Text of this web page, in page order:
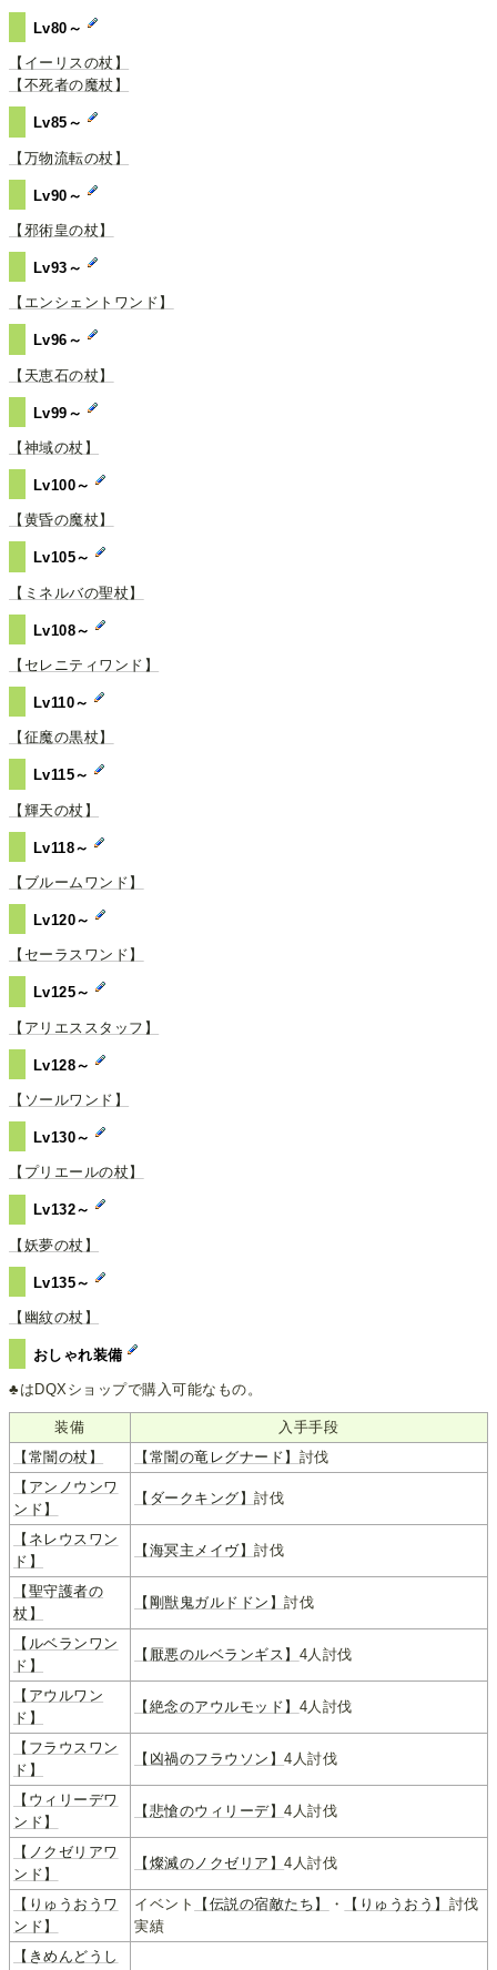
Lv80～
【イーリスの杖】
【不死者の魔杖】
Lv85～
【万物流転の杖】
Lv90～
【邪術皇の杖】
Lv93～
【エンシェントワンド】
Lv96～
【天恵石の杖】
Lv99～
【神域の杖】
Lv100～
【黄昏の魔杖】
Lv105～
【ミネルバの聖杖】
Lv108～
【セレニティワンド】
Lv110～
【征魔の黒杖】
Lv115～
【輝天の杖】
Lv118～
【ブルームワンド】
Lv120～
【セーラスワンド】
Lv125～
【アリエススタッフ】
Lv128～
【ソールワンド】
Lv130～
【プリエールの杖】
Lv132～
【妖夢の杖】
Lv135～
【幽紋の杖】
おしゃれ装備
♣はDQXショップで購入可能なもの。
装備
入手手段
【常闇の杖】
【常闇の竜レグナード】 討伐
【アンノウンワ
ンド】
【ダークキング】討伐
【ネレウスワン
ド】
【海冥主メイヴ】討伐
【聖守護者の
杖】
【剛獣鬼ガルドドン】討伐
【ルベランワン
ド】
【厭悪のルベランギス】 4人討伐
【アウルワン
ド】
【絶念のアウルモッド】 4人討伐
【フラウスワン
ド】
【凶禍のフラウソン】4人討伐
【ウィリーデワ
ンド】
【悲愴のウィリーデ】4人討伐
【ノクゼリアワ
ンド】
【燦滅のノクゼリア】4人討伐
【りゅうおうワ
ンド】
イベント 【伝説の宿敵たち】 ・ 【りゅうおう】 討伐
実績
【きめんどうし